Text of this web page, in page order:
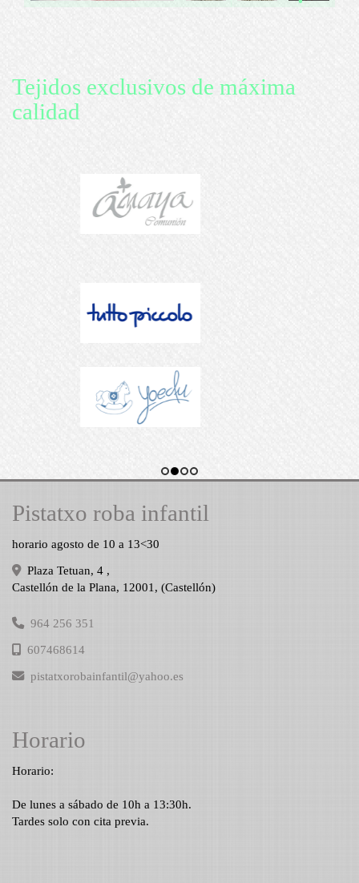
Tejidos exclusivos de máxima
calidad
Pistatxo roba infantil
Plaza Tetuan, 4 ,
Castellón de la Plana
964 256 351
pistatxorobainfantil
Horario